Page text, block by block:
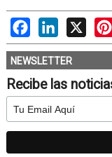
FacebookLinkedIn
X
NEWSLETTER
Recibe las